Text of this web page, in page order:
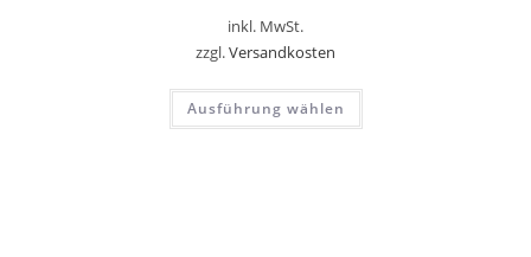
inkl. MwSt.
zzgl.Versandkosten
Ausführung wählen